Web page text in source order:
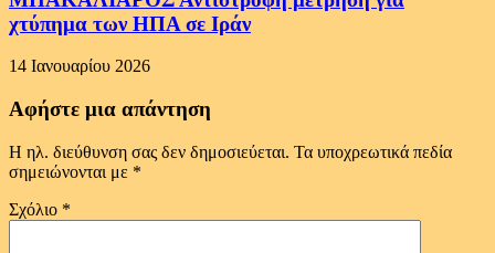
χτύπημα των ΗΠΑ σε Ιράν
14 Ιανουαρίου 2026
Αφήστε μια απάντηση
Η ηλ. διεύθυνση σας δεν δημοσιεύεται. Τα υποχρεωτικά πεδία
σημειώνονται με *
Σχόλιο *